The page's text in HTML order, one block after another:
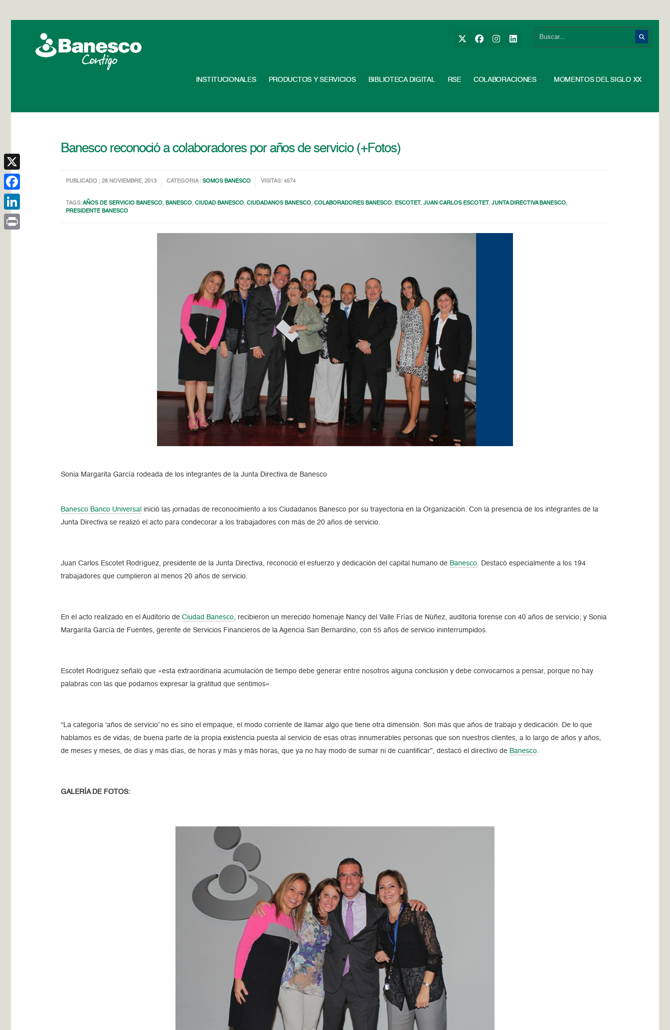
INSTITUCIONALES PRODUCTOS Y SERVICIOS BIBLIOTECA DIGITAL RSE COLABORACIONES MOMENTOS DEL SIGLO XX
Banesco reconoció a colaboradores por años de servicio (+Fotos)
PUBLICADO : 28 NOVIEMBRE, 2013 CATEGORIA :SOMOS BANESCO VISITAS: 4574
TAGS:AÑOS DE SERVICIO BANESCO, BANESCO,CIUDAD BANESCO,CIUDADANOS BANESCO,COLABORADORES BANESCO, ESCOTET ,JUAN CARLOS ESCOTET ,JUNTA DIRECTIVA BANESCO,
PRESIDENTE BANESCO
Sonia Margarita García rodeada de los integrantes de la Junta Directiva de Banesco
Banesco Banco Universal inició las jornadas de reconocimiento a los Ciudadanos Banesco por su trayectoria en la Organización. Con la presencia de los integrantes de la
Junta Directiva se realizó el acto para condecorar a los trabajadores con más de 20 años de servicio.
Juan Carlos Escotet Rodríguez, presidente de la Junta Directiva, reconoció el esfuerzo y dedicación del capital humano de Banesco. Destacó especialmente a los 194
trabajadores que cumplieron al menos 20 años de servicio.
En el acto realizado en el Auditorio deCiudad Banesco, recibieron un merecido homenaje Nancy del Valle Frías de Núñez, auditoria forense con 40 años de servicio; y Sonia
Margarita García de Fuentes, gerente de Servicios Financieros de la Agencia San Bernardino, con 55 años de servicio ininterrumpidos.
Escotet Rodríguez señaló que «esta extraordinaria acumulación de tiempo debe generar entre nosotros alguna conclusión y debe convocarnos a pensar, porque no hay
palabras con las que podamos expresar la gratitud que sentimos».
“La categoría ‘años de servicio’ no es sino el empaque, el modo corriente de llamar algo que tiene otra dimensión. Son más que años de trabajo y dedicación. De lo que
hablamos es de vidas, de buena parte de la propia existencia puesta al servicio de esas otras innumerables personas que son nuestros clientes, a lo largo de años y años,
de meses y meses, de días y más días, de horas y más y más horas, que ya no hay modo de sumar ni de cuantificar”, destacó el directivo de Banesco.
GALERÍA DE FOTOS:
X
Facebook
LinkedIn